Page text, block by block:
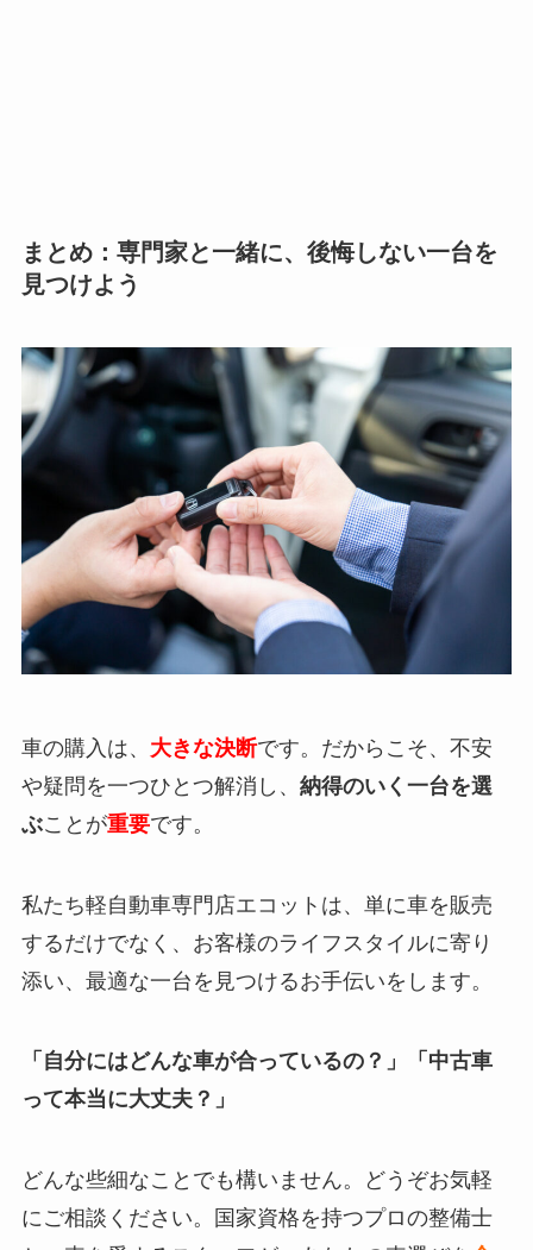
まとめ：専門家と一緒に、後悔しない一台を
見つけよう
車の購入は、 大きな決断です。だからこそ、不安
や疑問を一つひとつ解消し、 納得のいく一台を選
ぶことが重要です。
私たち軽自動車専門店エコットは、単に車を販売
するだけでなく、お客様のライフスタイルに寄り
添い、最適な一台を見つけるお手伝いをします。
「自分にはどんな車が合っているの？」「中古車
って本当に大丈夫？」
どんな些細なことでも構いません。どうぞお気軽
にご相談ください。国家資格を持つプロの整備士